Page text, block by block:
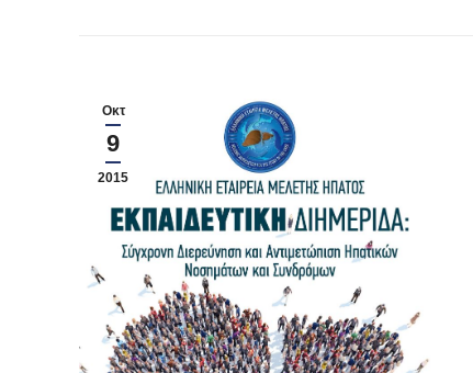
Οκτ
9
2015